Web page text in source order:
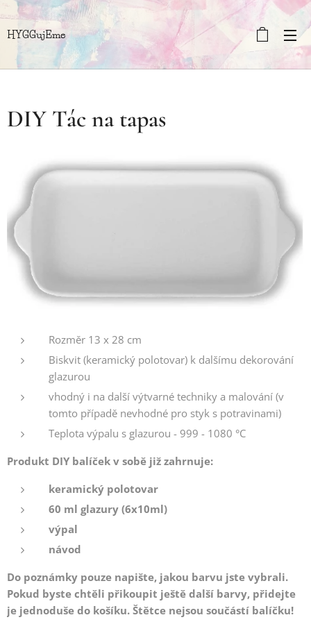
HYGGujEme
DIY Tác na tapas
Rozměr 13 x 28 cm
Biskvit (keramický polotovar) k dalšímu dekorování
glazurou
vhodný i na další výtvarné techniky a malování (v
tomto případě nevhodné pro styk s potravinami)
Teplota výpalu s glazurou - 999 - 1080 °C
Produkt DIY balíček v sobě již zahrnuje:
keramický polotovar
60 ml glazury (6x10ml)
výpal
návod
Do poznámky pouze napište, jakou barvu jste vybrali.
Pokud byste chtěli přikoupit ještě další barvy, přidejte
je jednoduše do košíku. Štětce nejsou součástí balíčku!